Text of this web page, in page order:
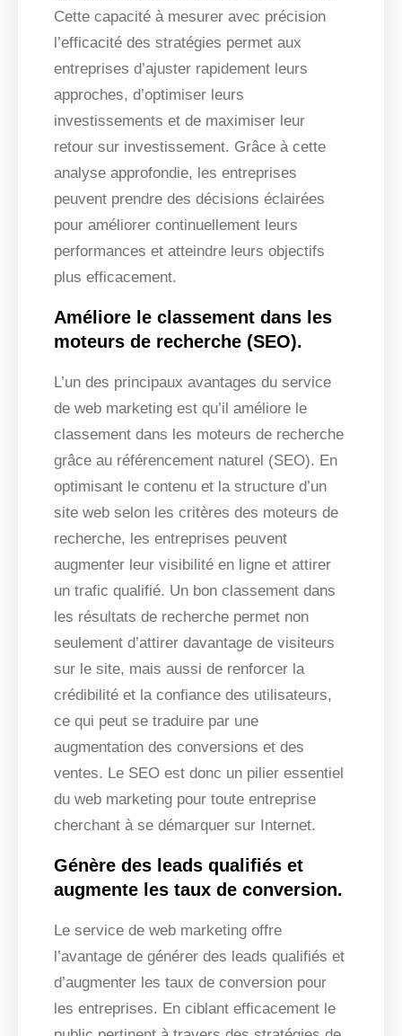
Cette capacité à mesurer avec précision
l’efficacité des stratégies permet aux
entreprises d’ajuster rapidement leurs
approches, d’optimiser leurs
investissements et de maximiser leur
retour sur investissement. Grâce à cette
analyse approfondie, les entreprises
peuvent prendre des décisions éclairées
pour améliorer continuellement leurs
performances et atteindre leurs objectifs
plus efficacement.
Améliore le classement dans les
moteurs de recherche (SEO).
L’un des principaux avantages du service
de web marketing est qu’il améliore le
classement dans les moteurs de recherche
grâce au référencement naturel (SEO). En
optimisant le contenu et la structure d’un
site web selon les critères des moteurs de
recherche, les entreprises peuvent
augmenter leur visibilité en ligne et attirer
un trafic qualifié. Un bon classement dans
les résultats de recherche permet non
seulement d’attirer davantage de visiteurs
sur le site, mais aussi de renforcer la
crédibilité et la confiance des utilisateurs,
ce qui peut se traduire par une
augmentation des conversions et des
ventes. Le SEO est donc un pilier essentiel
du web marketing pour toute entreprise
cherchant à se démarquer sur Internet.
Génère des leads qualifiés et
augmente les taux de conversion.
Le service de web marketing offre
l’avantage de générer des leads qualifiés et
d’augmenter les taux de conversion pour
les entreprises. En ciblant efficacement le